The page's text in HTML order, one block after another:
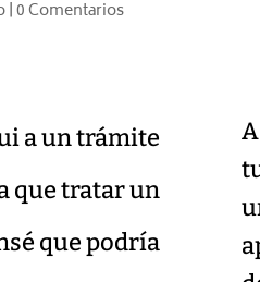
|0 Comentarios
a un trámite
que tratar un
que podría